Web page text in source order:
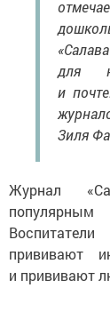
для
и
Зиля
Журнал
прививают
и прививают